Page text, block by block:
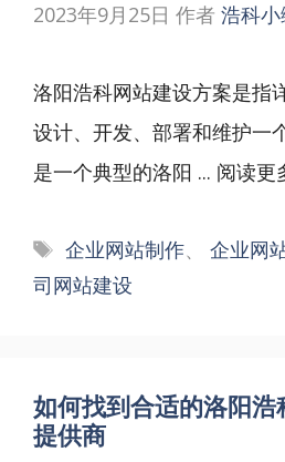
2023年9月25日 作者 浩科小
洛阳浩科网站建设方案是指
设计、开发、部署和维护一
是一个典型的洛阳 ... 阅读更
标
签
企业网站制作、 企业网
司网站建设
如何找到合适的洛阳
提供商